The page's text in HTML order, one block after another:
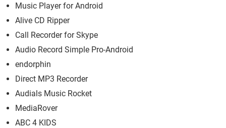
Music Player for Android
Alive CD Ripper
Call Recorder for Skype
Audio Record Simple Pro-Android
endorphin
Direct MP3 Recorder
Audials Music Rocket
MediaRover
ABC 4 KIDS